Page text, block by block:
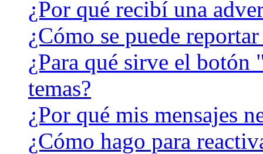
¿Por qué recibí una
¿Cómo se puede
¿Para qué sirve el
temas?
¿Por qué mis mensajes
¿Cómo hago para